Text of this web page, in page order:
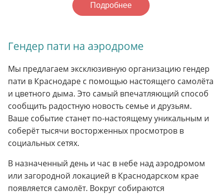
Подробнее
Гендер пати на аэродроме
Мы предлагаем эксклюзивную организацию гендер
пати в Краснодаре с помощью настоящего самолёта
и цветного дыма. Это самый впечатляющий способ
сообщить радостную новость семье и друзьям.
Ваше событие станет по-настоящему уникальным и
соберёт тысячи восторженных просмотров в
социальных сетях.
В назначенный день и час в небе над аэродромом
или загородной локацией в Краснодарском крае
появляется самолёт. Вокруг собираются